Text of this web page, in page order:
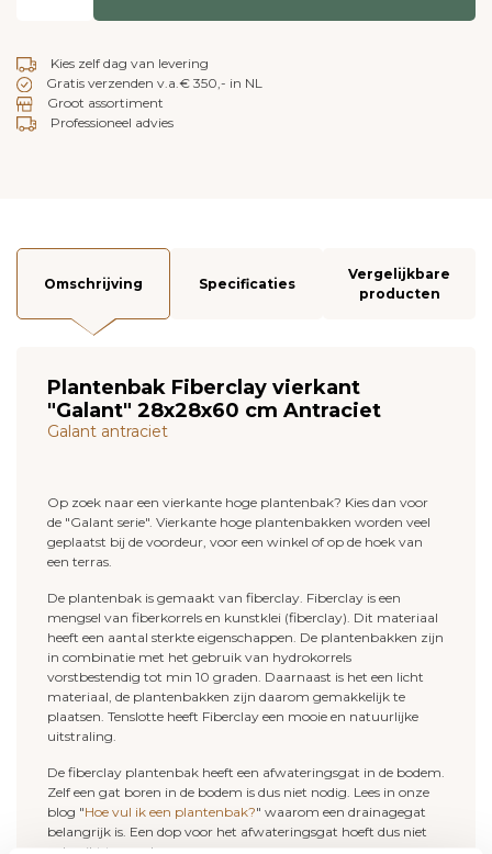
Kies zelf dag van levering
Gratis verzenden v.a.€ 350,- in NL
Groot assortiment
Professioneel advies
Omschrijving Specificaties
Vergelijkbare
producten
Plantenbak Fiberclay vierkant
"Galant" 28x28x60 cm Antraciet
Galant antraciet
Op zoek naar een vierkante hoge plantenbak? Kies dan voor
de "Galant serie". Vierkante hoge plantenbakken worden veel
geplaatst bij de voordeur, voor een winkel of op de hoek van
een terras.
De plantenbak is gemaakt van fiberclay. Fiberclay is een
mengsel van fiberkorrels en kunstklei (fiberclay). Dit materiaal
heeft een aantal sterkte eigenschappen. De plantenbakken zijn
in combinatie met het gebruik van hydrokorrels
vorstbestendig tot min 10 graden. Daarnaast is het een licht
materiaal, de plantenbakken zijn daarom gemakkelijk te
plaatsen. Tenslotte heeft Fiberclay een mooie en natuurlijke
uitstraling.
De fiberclay plantenbak heeft een afwateringsgat in de bodem.
Zelf een gat boren in de bodem is dus niet nodig. Lees in onze
blog "Hoe vul ik een plantenbak?" waarom een drainagegat
belangrijk is. Een dop voor het afwateringsgat hoeft dus niet